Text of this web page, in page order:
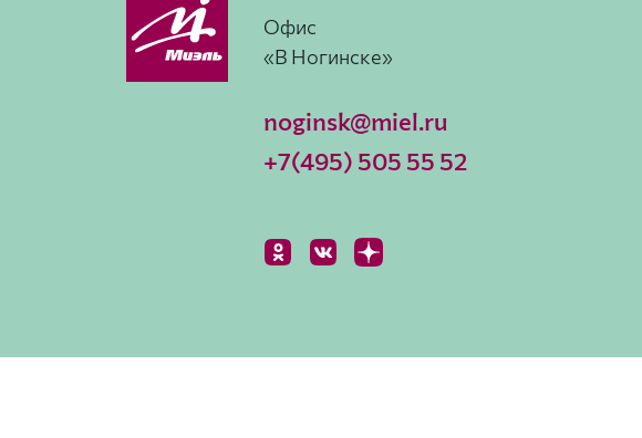
Офис
«В Ногинске»
noginsk@miel.ru
+7(495) 505 55 52